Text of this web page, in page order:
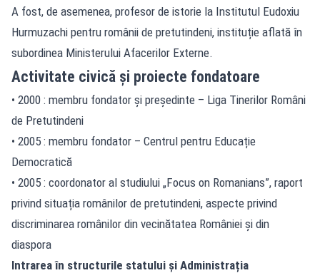
A fost, de asemenea, profesor de istorie la Institutul Eudoxiu
Hurmuzachi pentru românii de pretutindeni, instituție aflată în
subordinea Ministerului Afacerilor Externe.
Activitate civică și proiecte fondatoare
• 2000 : membru fondator și președinte – Liga Tinerilor Români
de Pretutindeni
• 2005 : membru fondator – Centrul pentru Educație
Democratică
• 2005 : coordonator al studiului „Focus on Romanians”, raport
privind situația românilor de pretutindeni, aspecte privind
discriminarea românilor din vecinătatea României și din
diaspora
Intrarea în structurile statului și Administrația